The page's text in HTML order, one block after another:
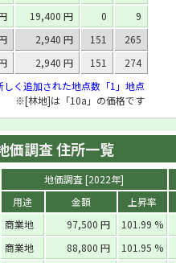
19,400 円 0
9
2,940 円 151
265
2,940 円 151
274
しく追加された地点数「1」地点
※[林地]は「10a」の価格です
価調査 住所一覧
地価調査 [2022年]
用途
金額 上昇率
商業地 97,500 円 101.99 %
商業地 88,800 円 101.95 %